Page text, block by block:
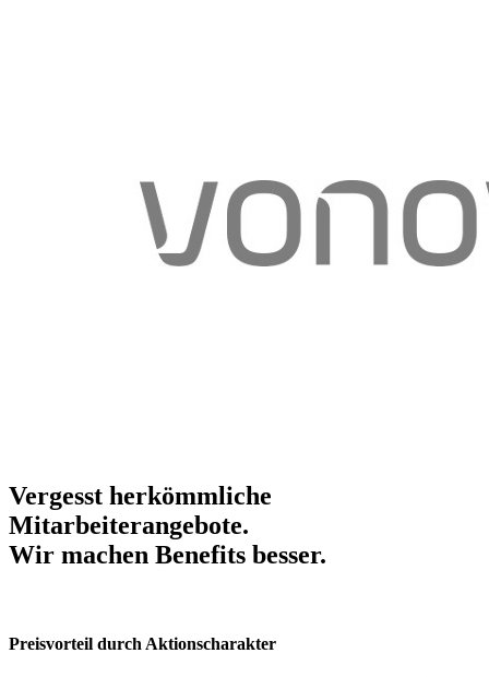
Vergesst herkömmliche
Mitarbeiterangebote.
Wir machen Benefits besser.
Preisvorteil durch Aktionscharakter